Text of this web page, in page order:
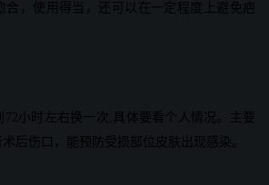
合，使用得当，还可以在一定程度上避免疤
72小时左右换一次,具体要看个人情况。主要
后伤口，能预防受损部位皮肤出现感染。